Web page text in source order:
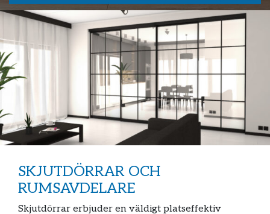
SKJUTDÖRRAR OCH
RUMSAVDELARE
Skjutdörrar erbjuder en väldigt platseffektiv